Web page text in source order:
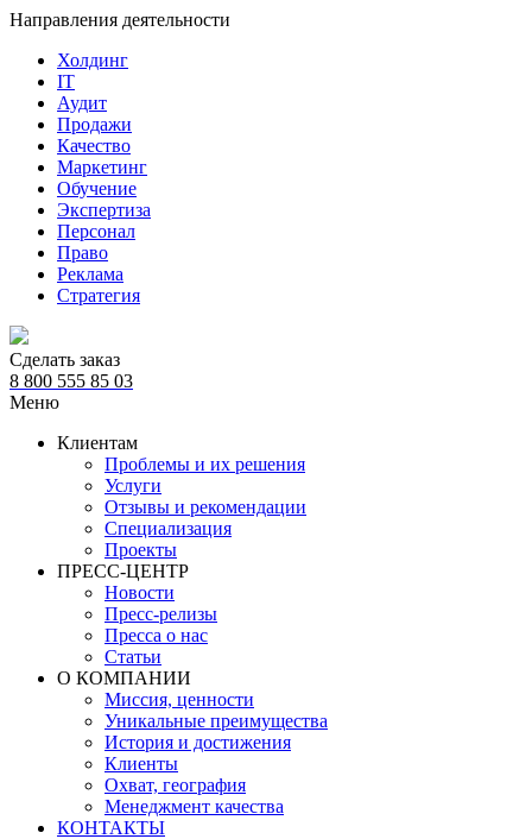
Направления деятельности
Холдинг
IT
Аудит
Продажи
Качество
Маркетинг
Обучение
Экспертиза
Персонал
Право
Реклама
Стратегия
Сделать заказ
8 800 555 85 03
Меню
Клиентам
Проблемы и их решения
Услуги
Отзывы и рекомендации
Специализация
Проекты
ПРЕСС-ЦЕНТР
Новости
Пресс-релизы
Пресса о нас
Статьи
О КОМПАНИИ
Миссия, ценности
Уникальные преимущества
История и достижения
Клиенты
Охват, география
Менеджмент качества
КОНТАКТЫ